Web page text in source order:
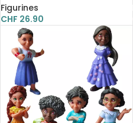
Figurines
CHF 26.90